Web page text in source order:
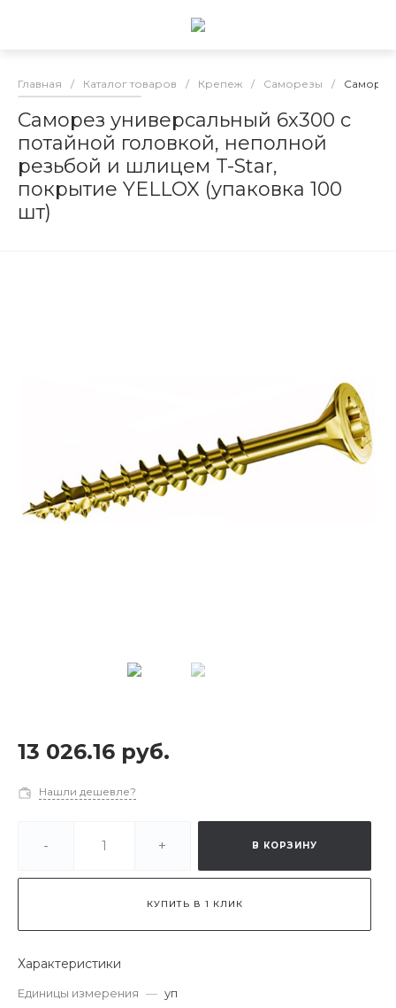
Главная / Каталог товаров / Крепеж / Саморезы / Саморез
Саморез универсальный 6х300 с
потайной головкой, неполной
резьбой и шлицем T-Star,
покрытие YELLOX (упаковка 100
шт)
13 026.16 руб.
Нашли дешевле?
- + В КОРЗИНУ
КУПИТЬ В 1 КЛИК
Характеристики
Единицы измерения — уп